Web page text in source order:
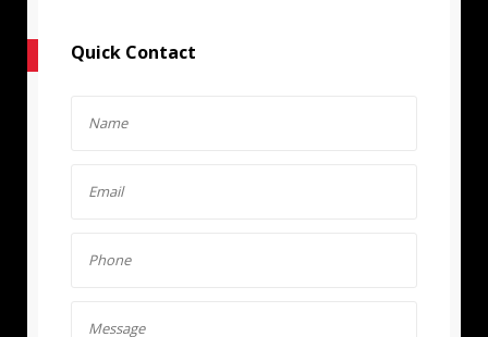
Quick Contact